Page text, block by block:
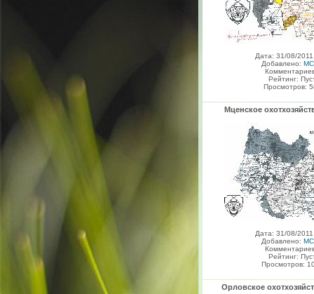
Дата: 31/08/
Добавлено:
Рейтинг:
Просмотров:
Мценское
Дата: 31/08/
Добавлено:
Рейтинг:
Просмотров:
Орловское